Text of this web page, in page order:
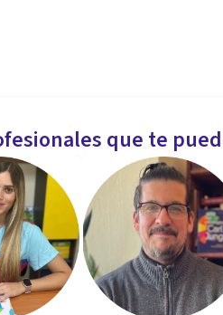
que te